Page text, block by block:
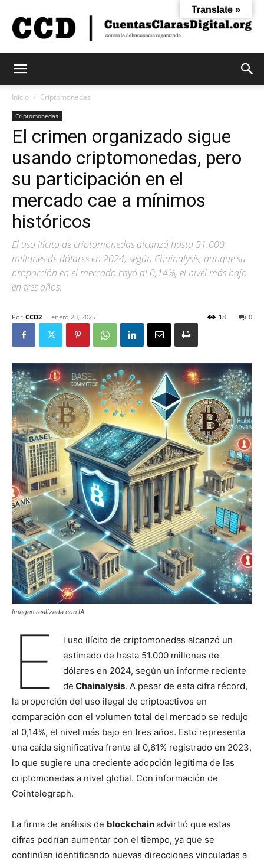
Claras
Digital
Inicio Criptomonedas
Criptomonedas
El crimen organizado sigue
usando criptomonedas, pero
su participación en el
mercado cae a mínimos
históricos
El uso ilícito de criptomonedas alcanzó hasta 51.000
millones de dólares en 2024, según Chainalysis, aunque su
proporción en el mercado cayó al 0,14%, el nivel más bajo
en tres años.
Por CCD2 - enero 23, 2025 0
18
Imagen realizada con IA
E
l uso ilícito de criptomonedas alcanzó un
estimado de hasta 51.000 millones de
dólares en 2024, según un informe reciente
de Chainalysis. A pesar de esta cifra récord,
la proporción del uso ilegal de criptoactivos en
comparación con el volumen total del mercado se redujo
al 0,14%, el nivel más bajo en tres años. Esto representa
una caída significativa frente al 0,61% registrado en 2023,
lo que sugiere una creciente adopción legítima de las
criptomonedas a nivel global. Con información de
Cointelegraph.
La firma de análisis de blockchainadvirtió que estas
cifras podrían aumentar con el tiempo, ya que se
continúan identificando nuevas direcciones vinculadas a
Translate »